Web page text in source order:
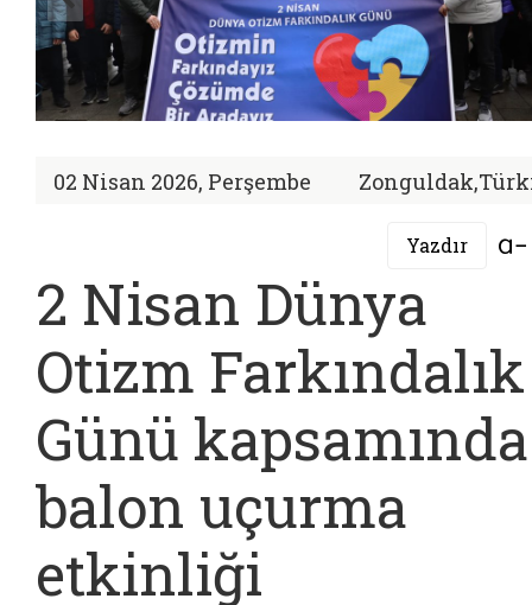
02 Nisan 2026, Perşembe
Yazdır
2 Nisan Dünya
Otizm Farkındalık
Günü kapsamında
balon uçurma
etkinliği